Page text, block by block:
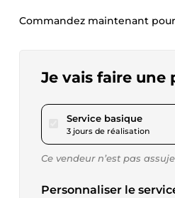
Commandez maintenant
Je vais faire une
Service basiquepour
3 jours de réalisation
Ce vendeur n’est pas
Personnaliser le